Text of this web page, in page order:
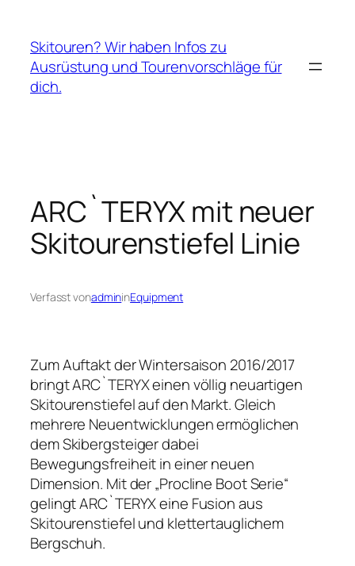
springen
Skitouren? Wir haben Infos zu
Ausrüstung und Tourenvorschläge für
dich.
ARC`TERYX mit neuer
Skitourenstiefel Linie
Verfasst vonadmininEquipment
Zum Auftakt der Wintersaison 2016/2017
bringt ARC`TERYX einen völlig neuartigen
Skitourenstiefel auf den Markt. Gleich
mehrere Neuentwicklungen ermöglichen
dem Skibergsteiger dabei
Bewegungsfreiheit in einer neuen
Dimension. Mit der „Procline Boot Serie“
gelingt ARC`TERYX eine Fusion aus
Skitourenstiefel und klettertauglichem
Bergschuh.